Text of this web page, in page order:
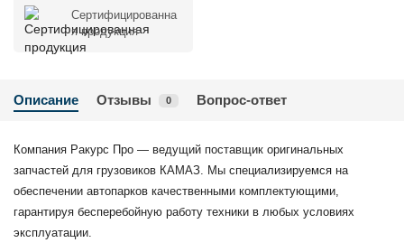
Сертифицированна
я продукция
Описание Отзывы 0 Вопрос-ответ
Компания Ракурс Про — ведущий поставщик оригинальных
запчастей для грузовиков КАМАЗ. Мы специализируемся на
обеспечении автопарков качественными комплектующими,
гарантируя бесперебойную работу техники в любых условиях
эксплуатации.